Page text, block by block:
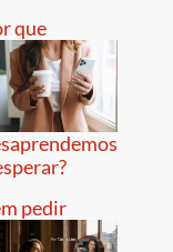
que
pedir